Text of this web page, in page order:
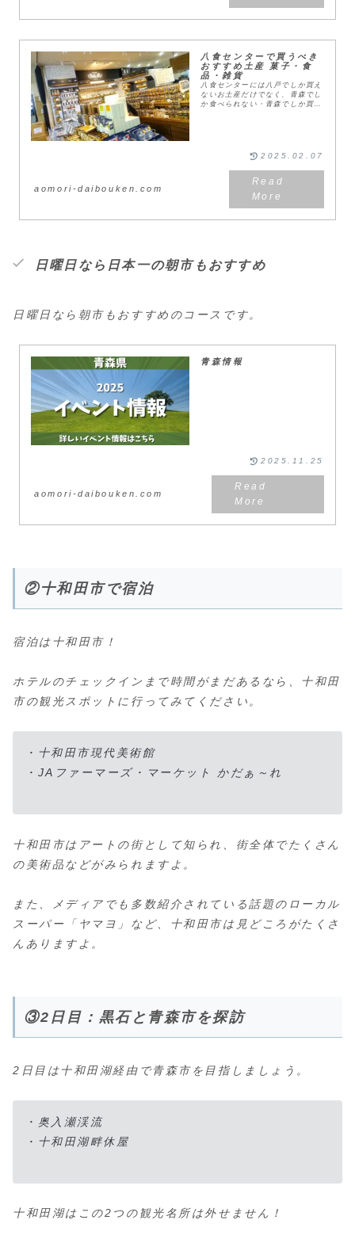
八食センターで買うべき
おすすめ土産 菓子・食
品・雑貨
八食センターには八戸でしか買え
ないお土産だけでなく、青森でし
か食べられない・青森でしか買え
aomori-daibouken.com
2025.02.07
日曜日なら日本一の朝市もおすすめ
日曜日なら朝市もおすすめのコースです。
青森情報
aomori-daibouken.com
2025.11.25
②十和田市で宿泊
宿泊は十和田市！
ホテルのチェックインまで時間がまだあるなら、十和田
市の観光スポットに行ってみてください。
・十和田市現代美術館
・JAファーマーズ・マーケット かだぁ～れ
十和田市はアートの街として知られ、街全体でたくさん
の美術品などがみられますよ。
また、メディアでも多数紹介されている話題のローカル
スーパー「ヤマヨ」など、十和田市は見どころがたくさ
んありますよ。
③2日目：黒石と青森市を探訪
2日目は十和田湖経由で青森市を目指しましょう。
・奥入瀬渓流
・十和田湖畔休屋
十和田湖はこの2つの観光名所は外せません！